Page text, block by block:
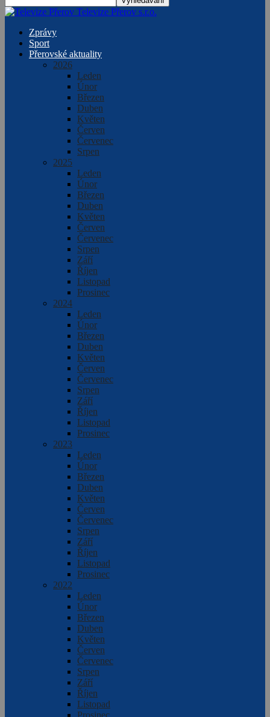
Televize Přerov s.r.o.
Zprávy
Sport
Přerovské aktuality
2026
Leden
Únor
Březen
Duben
Květen
Červen
Červenec
Srpen
2025
Leden
Únor
Březen
Duben
Květen
Červen
Červenec
Srpen
Září
Říjen
Listopad
Prosinec
2024
Leden
Únor
Březen
Duben
Květen
Červen
Červenec
Srpen
Září
Říjen
Listopad
Prosinec
2023
Leden
Únor
Březen
Duben
Květen
Červen
Červenec
Srpen
Září
Říjen
Listopad
Prosinec
2022
Leden
Únor
Březen
Duben
Květen
Červen
Červenec
Srpen
Září
Říjen
Listopad
Prosinec